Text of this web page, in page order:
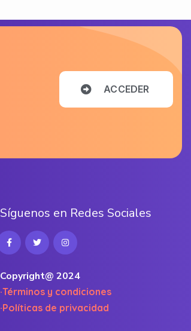
ACCEDER
Síguenos en Redes Sociales
Copyright@ 2024
·Términos y condiciones
·Políticas de privacidad